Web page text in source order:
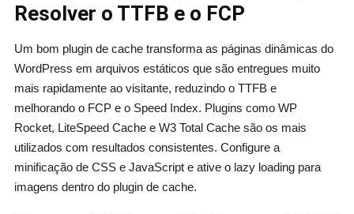
Resolver o TTFB e o FCP
Um bom plugin de cache transforma as páginas dinâmicas do
WordPress em arquivos estáticos que são entregues muito
mais rapidamente ao visitante, reduzindo o TTFB e
melhorando o FCP e o Speed Index. Plugins como WP
Rocket, LiteSpeed Cache e W3 Total Cache são os mais
utilizados com resultados consistentes. Configure a
minificação de CSS e JavaScript e ative o lazy loading para
imagens dentro do plugin de cache.